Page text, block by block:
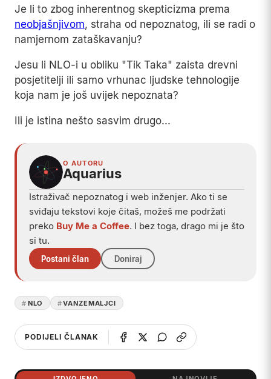
Je li to zbog inherentnog skepticizma prema
neobjašnjivom, straha od nepoznatog, ili se radi o
namjernom zataškavanju?
Jesu li NLO-i u obliku "Tik Taka" zaista drevni
posjetitelji ili samo vrhunac ljudske tehnologije
koja nam je još uvijek nepoznata?
Ili je istina nešto sasvim drugo...
O AUTORU
Aquarius
Istraživač nepoznatog i web inženjer. Ako ti se
sviđaju tekstovi koje čitaš, možeš me podržati
preko Buy Me a Coffee. I bez toga, drago mi je što
si tu.
Postani član Doniraj
NLO VANZEMALJCI
PODIJELI ČLANAK